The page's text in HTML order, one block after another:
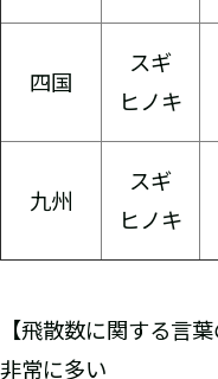
四国
スギ
ヒノキ
九州
スギ
ヒノキ
【飛散数に関する言葉
非常に多い ：前